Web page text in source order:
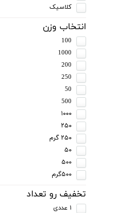
کلاسیک
انتخاب وزن
100
1000
200
250
50
500
۱۰۰۰
۲۵۰
۲۵۰ گرم
۵۰
۵۰۰
۵۰۰گرم
تخفیف رو تعداد
۱ عددی